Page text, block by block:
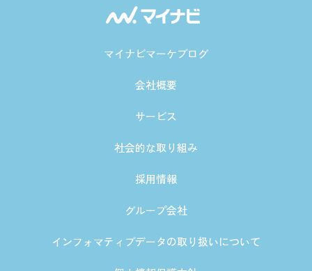
マイナビマーケブログ
会社概要
サービス
社会的な取り組み
採用情報
グループ会社
インフォマティブデータの取り扱いについて